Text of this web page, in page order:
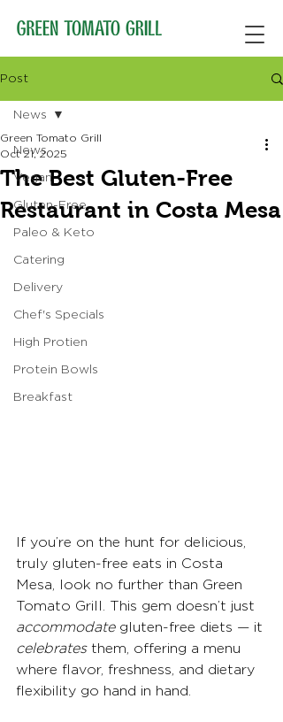
Post
News
Vegan
Gluten-Free
Paleo & Keto
Catering
Delivery
Chef's Specials
High Protien
Protein Bowls
Breakfast
News
The Best Gluten-Free
Restaurant in Costa Mesa
Green Tomato Grill
Oct 21, 2025
If you’re on the hunt for delicious,
truly gluten-free eats in Costa
Mesa, look no further than Green
Tomato Grill. This gem doesn’t just
accommodate gluten-free diets — it
celebrates them, offering a menu
where flavor, freshness, and dietary
flexibility go hand in hand.